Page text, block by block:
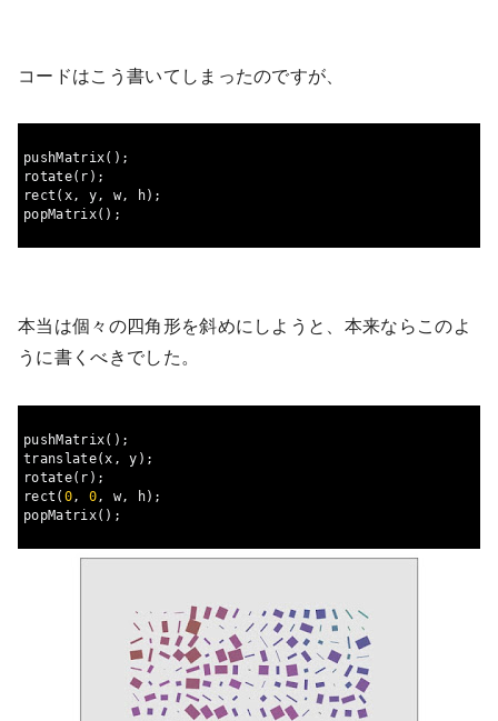
コードはこう書いてしまったのですが、
pushMatrix();
rotate( r );
rect ( x, y, w, h);
popMatrix();
本当は個々の四角形を斜めにしようと、本来ならこのよ
うに書くべきでした。
pushMatrix();
translate(x , y );
rotate( r );
rect ( 0, 0, w, h);
popMatrix();